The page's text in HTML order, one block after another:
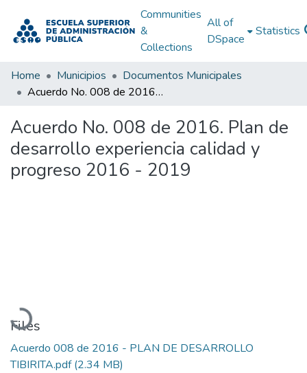
Communities
&
Collections
All of
DSpace
Statistics
Home Municipios
Documentos Municipales
Acuerdo No. 008 de 2016. Plan de desarrollo experiencia calidad y progreso 2016 - 2019
Acuerdo No. 008 de 2016. Plan de
desarrollo experiencia calidad y
progreso 2016 - 2019
Loading...
Files
Acuerdo 008 de 2016 - PLAN DE DESARROLLO
TIBIRITA.pdf(2.34 MB)